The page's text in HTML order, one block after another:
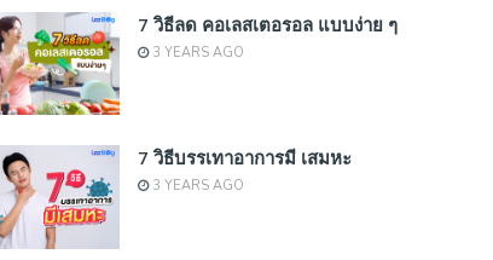
7 วิธีลด คอเลสเตอรอล แบบง่าย ๆ
3 YEARS AGO
7 วิธีบรรเทาอาการมี เสมหะ
3 YEARS AGO